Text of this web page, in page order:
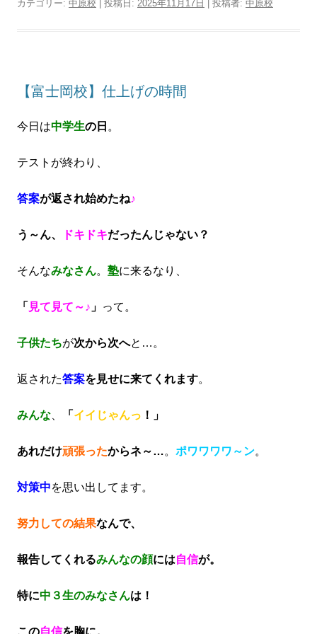
カテゴリー: 中原校 | 投稿日: 2025年11月17日 投稿者: 中原校
【富士岡校】仕上げの時間
今日は中学生の日 。
テストが終わり、
答案が返され始めたね♪
う～ん、 ドキドキだったんじゃない？
そんなみなさん。 塾に来るなり、
「 見て見て～♪ 」 って。
子供たちが次から次へと…。
返された答案を見せに来てくれます。
みんな 「 イイじゃんっ ！」
あれだけ頑張ったからネ～…。 ポワワワワ～ン。
対策中を思い出してます。
努力しての結果なんで、
報告してくれるみんなの顔には自信が。
特に中３生のみなさんは！
この自信を胸に。